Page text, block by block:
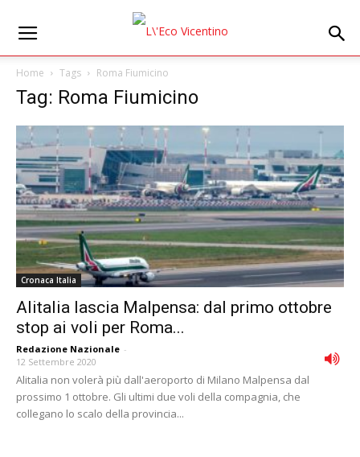
Home Tags Roma Fiumicino
Tag: Roma Fiumicino
Cronaca Italia
Alitalia lascia Malpensa: dal primo ottobre
stop ai voli per Roma...
Redazione Nazionale -
12 Settembre 2020
Alitalia non volerà più dall'aeroporto di Milano Malpensa dal
prossimo 1 ottobre. Gli ultimi due voli della compagnia, che
collegano lo scalo della provincia...